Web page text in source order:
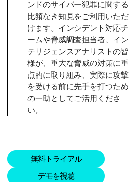
ンドのサイバー犯罪に関する
比類なき知見をご利用いただ
けます。インシデント対応チ
ームや脅威調査担当者、イン
テリジェンスアナリストの皆
様が、重大な脅威の対策に重
点的に取り組み、実際に攻撃
を受ける前に先手を打つため
の一助としてご活用くださ
い。
無料トライアル
デモを視聴